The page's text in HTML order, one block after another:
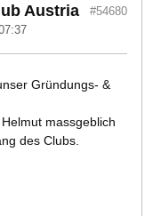
Austria #54680
Gründungs- &
massgeblich
des Clubs.